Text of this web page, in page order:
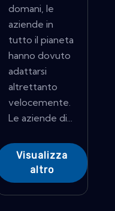
domani, le
aziende in
tutto il pianeta
hanno dovuto
adattarsi
altrettanto
velocemente.
Le aziende di...
Visualizza
altro